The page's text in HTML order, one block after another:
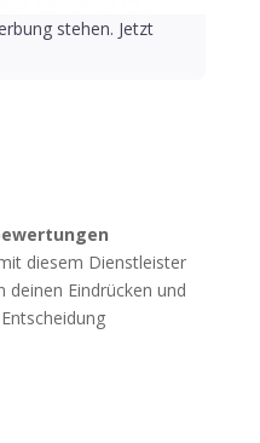
stehen. Jetzt
diesem Dienstleister
deinen Eindrücken und